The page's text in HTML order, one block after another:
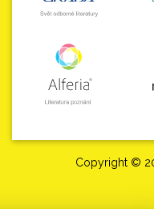
Copyright ©